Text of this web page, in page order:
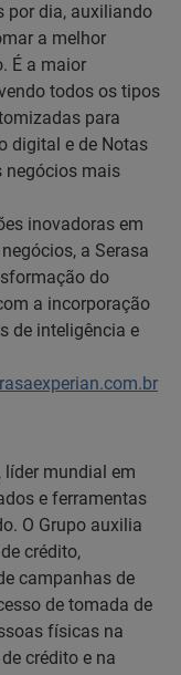
por dia, auxiliando
a melhor
É a maior
todos os tipos
para
digital e de Notas
negócios mais
inovadoras em
a Serasa
do
a incorporação
de inteligência e
líder mundial em
e ferramentas
O Grupo auxilia
crédito,
campanhas de
de tomada de
físicas na
crédito e na